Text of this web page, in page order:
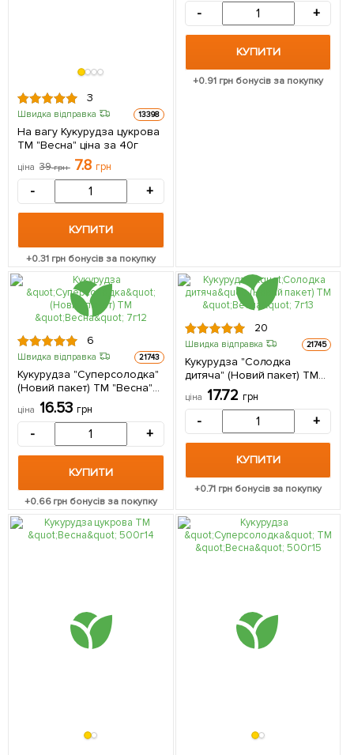
3
Швидка відправка 13398
На вагу Кукурудза цукрова
ТМ "Весна" ціна за 40г
ціна 39грн 7.8 грн
- +
КУПИТИ
+0.31 грн бонусів за покупку
- +
КУПИТИ
+0.91 грн бонусів за покупку
6
Швидка відправка 21743
Кукурудза "Суперсолодка"
(Новий пакет) ТМ "Весна"
ціна 16.53 грн
- +
КУПИТИ
+0.66грн бонусів за покупку
20
Швидка відправка 21745
Кукурудза "Солодка
дитяча" (Новий пакет) ТМ
"Весна" 7г
ціна 17.72 грн
- +
КУПИТИ
+0.71грн бонусів за покупку